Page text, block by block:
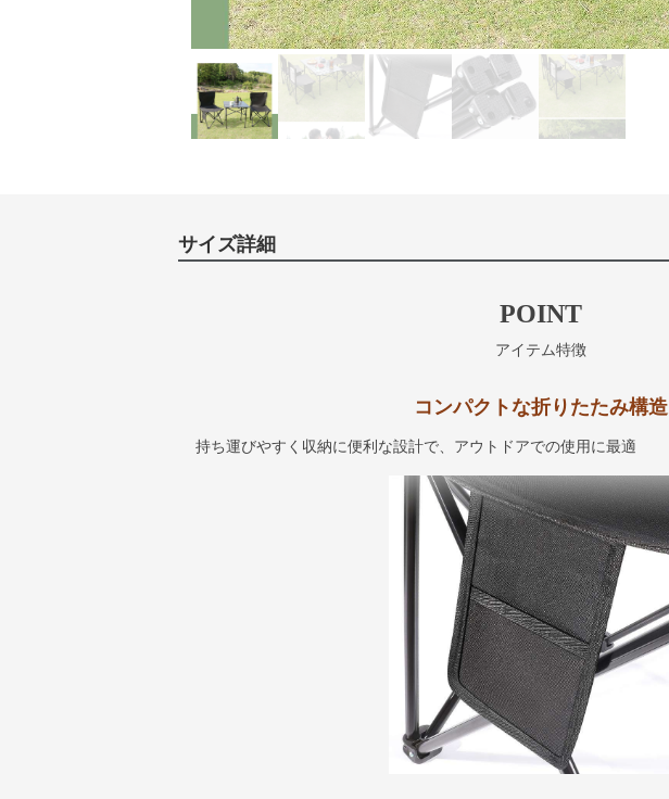
サイズ詳細
POINT
アイテム特徴
コンパクトな折りたたみ構造
持ち運びやすく収納に便利な設計で、アウトドアでの使用に最適